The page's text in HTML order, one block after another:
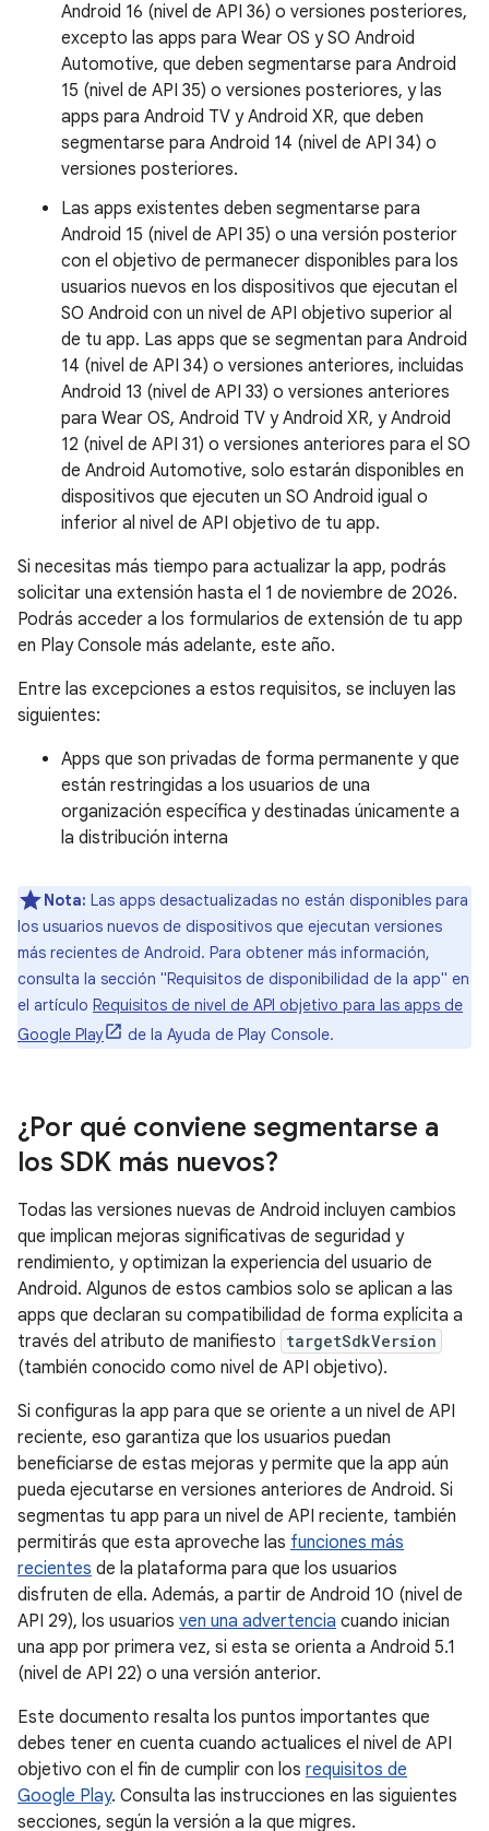
Android 16 (nivel de API 36) o versiones posteriores,
excepto las apps para Wear OS y SO Android
Automotive, que deben segmentarse para Android
15 (nivel de API 35) o versiones posteriores, y las
apps para Android TV y Android XR, que deben
segmentarse para Android 14 (nivel de API 34) o
versiones posteriores.
Las apps existentes deben segmentarse para
Android 15 (nivel de API 35) o una versión posterior
con el objetivo de permanecer disponibles para los
usuarios nuevos en los dispositivos que ejecutan el
SO Android con un nivel de API objetivo superior al
de tu app. Las apps que se segmentan para Android
14 (nivel de API 34) o versiones anteriores, incluidas
Android 13 (nivel de API 33) o versiones anteriores
para Wear OS, Android TV y Android XR, y Android
12 (nivel de API 31) o versiones anteriores para el SO
de Android Automotive, solo estarán disponibles en
dispositivos que ejecuten un SO Android igual o
inferior al nivel de API objetivo de tu app.
Si necesitas más tiempo para actualizar la app, podrás
solicitar una extensión hasta el 1 de noviembre de 2026.
Podrás acceder a los formularios de extensión de tu app
en Play Console más adelante, este año.
Entre las excepciones a estos requisitos, se incluyen las
siguientes:
Apps que son privadas de forma permanente y que
están restringidas a los usuarios de una
organización específica y destinadas únicamente a
la distribución interna
Nota: Las apps desactualizadas no están disponibles para
los usuarios nuevos de dispositivos que ejecutan versiones
más recientes de Android. Para obtener más información,
consulta la sección "Requisitos de disponibilidad de la app" en
el artículo Requisitos de nivel de API objetivo para las apps de
Google Play
de la Ayuda de Play Console.
¿Por qué conviene segmentarse a
los SDK más nuevos?
Todas las versiones nuevas de Android incluyen cambios
que implican mejoras significativas de seguridad y
rendimiento, y optimizan la experiencia del usuario de
Android. Algunos de estos cambios solo se aplican a las
apps que declaran su compatibilidad de forma explícita a
través del atributo de manifiesto targetSdkVersion
(también conocido como nivel de API objetivo).
Si configuras la app para que se oriente a un nivel de API
reciente, eso garantiza que los usuarios puedan
beneficiarse de estas mejoras y permite que la app aún
pueda ejecutarse en versiones anteriores de Android. Si
segmentas tu app para un nivel de API reciente, también
permitirás que esta aproveche las funciones más
recientes de la plataforma para que los usuarios
disfruten de ella. Además, a partir de Android 10 (nivel de
API 29), los usuarios ven una advertencia cuando inician
una app por primera vez, si esta se orienta a Android 5.1
(nivel de API 22) o una versión anterior.
Este documento resalta los puntos importantes que
debes tener en cuenta cuando actualices el nivel de API
objetivo con el fin de cumplir con los requisitos de
Google Play. Consulta las instrucciones en las siguientes
secciones, según la versión a la que migres.